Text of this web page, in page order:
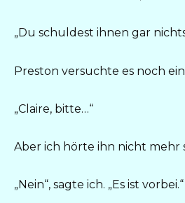
„Du schuldest ihnen gar
Preston versuchte es noch
„Claire, bitte…“
Aber ich hörte ihn nicht mehr
„Nein“, sagte ich. „Es ist vorbei.“